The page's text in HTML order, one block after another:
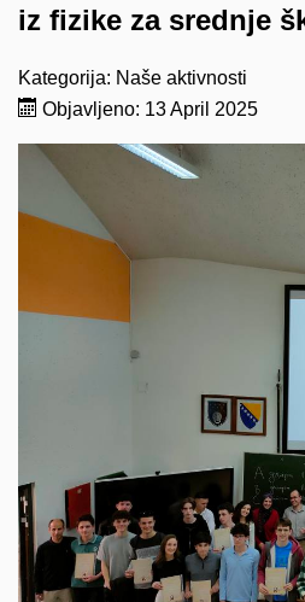
iz fizike za srednje
Kategorija: Naše aktivnosti
Objavljeno: 13 April 2025